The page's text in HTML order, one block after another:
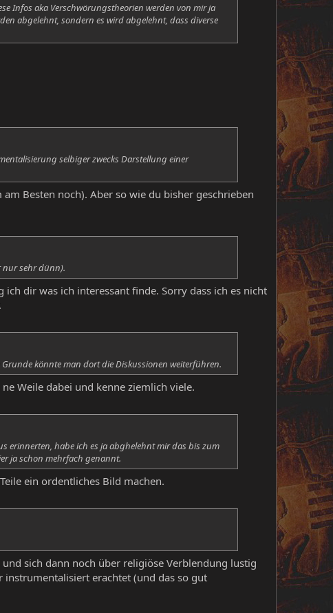
Infos aka Verschwörungstheorien werden von mir ja
abgelehnt, sondern es wird abgelehnt, dass diverse
selbiger zwecks Darstellung einer
Besten noch). Aber so wie du bisher geschrieben
nur sehr dünn).
dir was ich interessant finde. Sorry dass ich es nicht
könnte man dort die Diskussionen weiterführen.
Weile dabei und kenne ziemlich viele.
erinnerten, habe ich es ja abghelehnt mir das bis zum
ja schon mehrfach genannt.
ein ordentliches Bild machen.
sich dann noch über religiöse Verblendung lustig
erachtet (und das so gut